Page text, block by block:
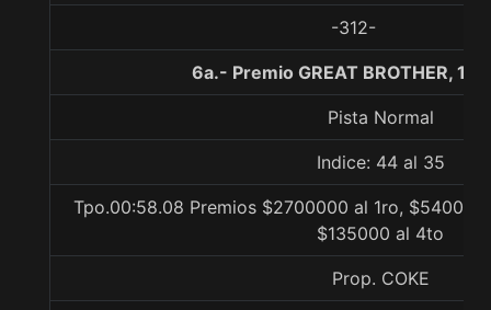
-312-
6a.- Premio GREAT BROTHER,
Pista Normal
Indice: 44 al 35
Tpo.00:58.08 Premios $2700000 al 1ro,
$135000 al 4to
Prop. COKE